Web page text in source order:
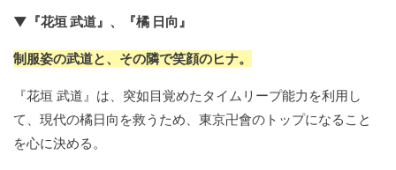
▼『花垣 武道』、『橘 日向』
制服姿の武道と、その隣で笑顔のヒナ。
『花垣 武道』は、突如目覚めたタイムリープ能力を利用し
て、現代の橘日向を救うため、東京卍會のトップになること
を心に決める。